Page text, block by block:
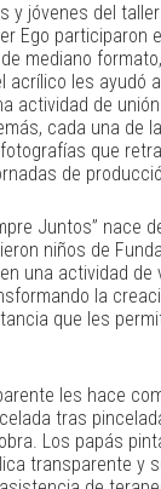
y jóvenes del
Ego participaron
mediano
acrílico les ayudó
actividad de
cada una de
que
de
Juntos” nace
niños de
una actividad de
la
que les
les hace
tras
Los papás
transparente y